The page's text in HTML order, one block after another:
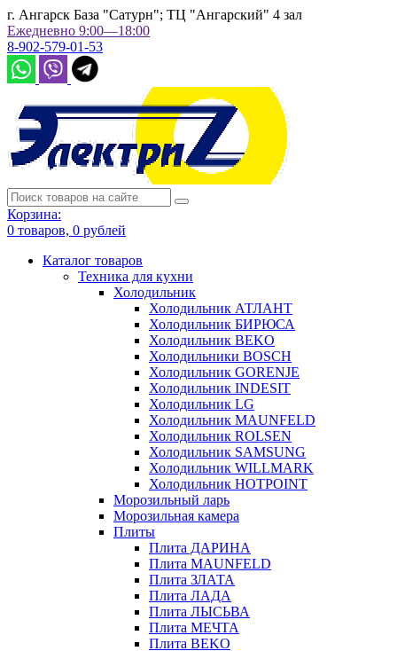
г. Ангарск База "Сатурн"; ТЦ "Ангарский" 4 зал
Ежедневно 9:00—18:00
8-902-579-01-53
Корзина:
0 товаров, 0 рублей
Каталог товаров
Техника для кухни
Холодильник
Холодильник АТЛАНТ
Холодильник БИРЮСА
Холодильник BEKO
Холодильники BOSCH
Холодильник GORENJE
Холодильник INDESIT
Холодильник LG
Холодильник MAUNFELD
Холодильник ROLSEN
Холодильник SAMSUNG
Холодильник WILLMARK
Холодильник HOTPOINT
Морозильный ларь
Морозильная камера
Плиты
Плита ДАРИНА
Плита MAUNFELD
Плита ЗЛАТА
Плита ЛАДА
Плита ЛЫСЬВА
Плита МЕЧТА
Плита BEKO